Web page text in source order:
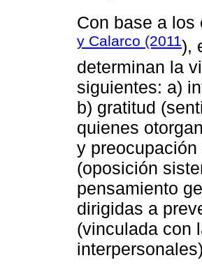
Con base a los
y Calarco (2011),
determinan la
siguientes: a)
b) gratitud
quienes
y
(oposición
pensamiento
dirigidas a
(vinculada con